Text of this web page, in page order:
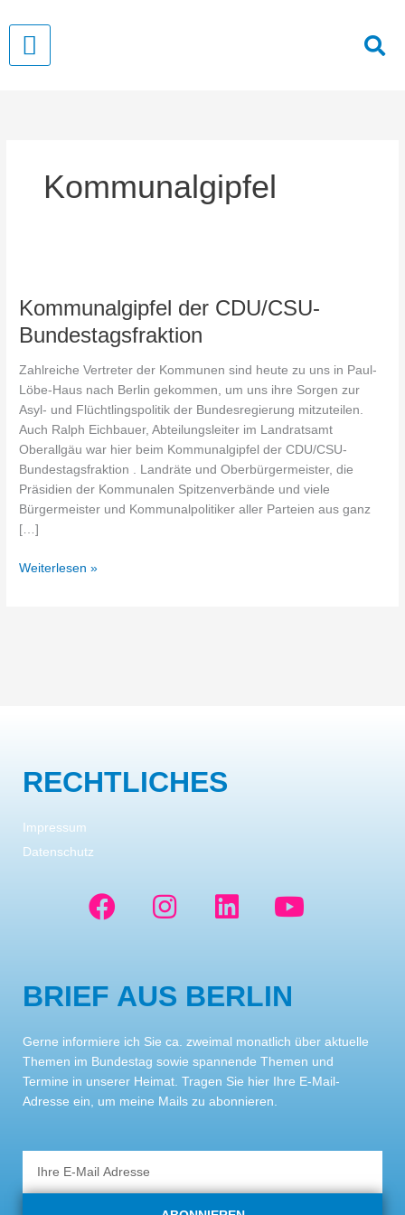
Inhalt
Kommunalgipfel
Kommunalgipfel der CDU/CSU-
Bundestagsfraktion
Zahlreiche Vertreter der Kommunen sind heute zu uns in Paul-
Löbe-Haus nach Berlin gekommen, um uns ihre Sorgen zur
Asyl- und Flüchtlingspolitik der Bundesregierung mitzuteilen.
Auch Ralph Eichbauer, Abteilungsleiter im Landratsamt
Oberallgäu war hier beim Kommunalgipfel der CDU/CSU-
Bundestagsfraktion . Landräte und Oberbürgermeister, die
Präsidien der Kommunalen Spitzenverbände und viele
Bürgermeister und Kommunalpolitiker aller Parteien aus ganz
[…]
CDU/CSU-
Bundestagsfraktion
Weiterlesen »
RECHTLICHES
Impressum
Datenschutz
F
a
b
o
k
I
n
a
r
a
m
L
i
e
i
n
Y
o
u
e
BRIEF AUS BERLIN
Gerne informiere ich Sie ca. zweimal monatlich über aktuelle
Themen im Bundestag sowie spannende Themen und
Termine in unserer Heimat. Tragen Sie hier Ihre E-Mail-
Adresse ein, um meine Mails zu abonnieren.